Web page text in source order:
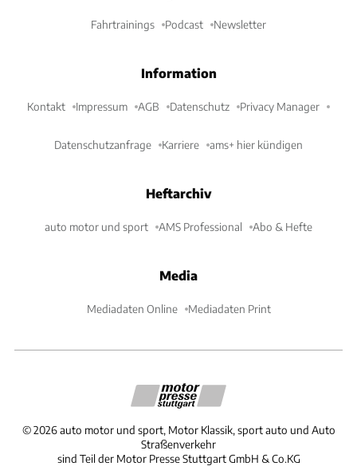
Fahrtrainings Podcast Newsletter
Information
Kontakt Impressum AGB Datenschutz Privacy Manager
Datenschutzanfrage Karriere ams+ hier kündigen
Heftarchiv
auto motor und sport AMS Professional Abo & Hefte
Media
Mediadaten Online Mediadaten Print
©2026 auto motor und sport, Motor Klassik, sport auto und Auto
Straßenverkehr
sind Teil der Motor Presse Stuttgart GmbH & Co.KG